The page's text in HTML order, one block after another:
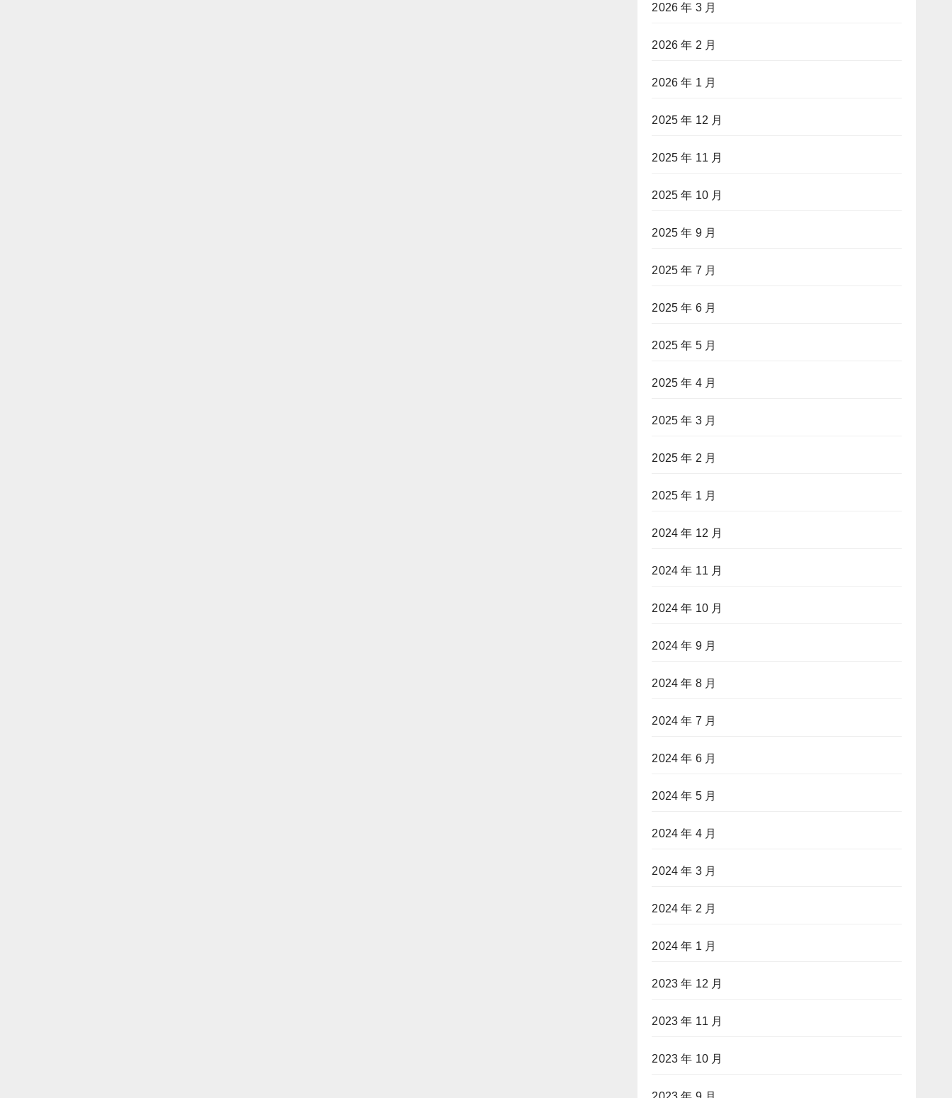
2026 年 3 月
2026 年 2 月
2026 年 1 月
2025 年 12 月
2025 年 11 月
2025 年 10 月
2025 年 9 月
2025 年 7 月
2025 年 6 月
2025 年 5 月
2025 年 4 月
2025 年 3 月
2025 年 2 月
2025 年 1 月
2024 年 12 月
2024 年 11 月
2024 年 10 月
2024 年 9 月
2024 年 8 月
2024 年 7 月
2024 年 6 月
2024 年 5 月
2024 年 4 月
2024 年 3 月
2024 年 2 月
2024 年 1 月
2023 年 12 月
2023 年 11 月
2023 年 10 月